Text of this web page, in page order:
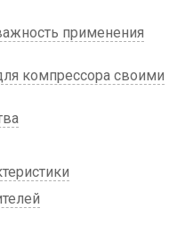
применения
компрессора своими